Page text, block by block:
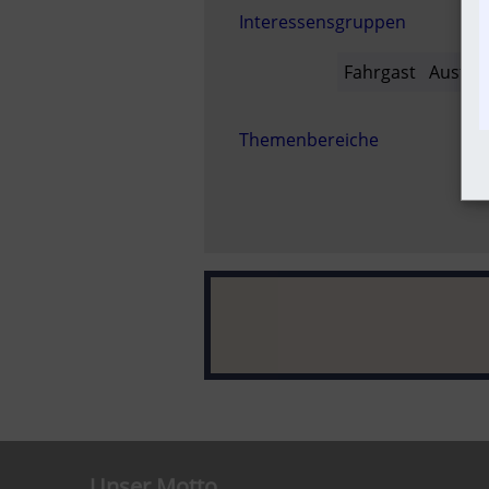
Interessensgruppen
Fahrgast
Themenbereiche